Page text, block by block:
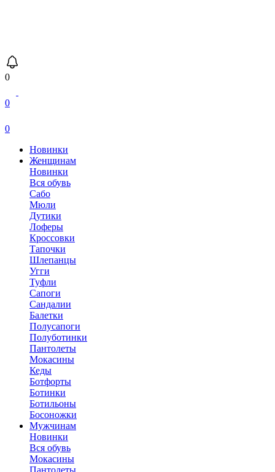
0
0
0
Новинки
Женщинам
Новинки
Вся обувь
Сабо
Мюли
Дутики
Лоферы
Кроссовки
Тапочки
Шлепанцы
Угги
Туфли
Сапоги
Сандалии
Балетки
Полусапоги
Полуботинки
Пантолеты
Мокасины
Кеды
Ботфорты
Ботинки
Ботильоны
Босоножки
Мужчинам
Новинки
Вся обувь
Мокасины
Пантолеты